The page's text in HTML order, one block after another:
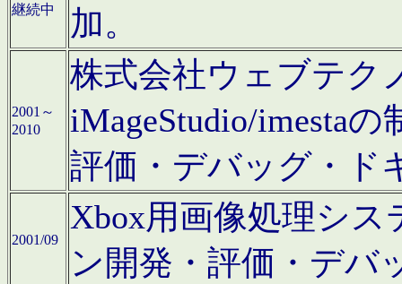
継続中
加。
2001～
2010
株式会社ウェブテク
iMageStudio/imesta
評価・デバッグ・ド
2001/09
Xbox用画像処理シ
ン開発・評価・デバ